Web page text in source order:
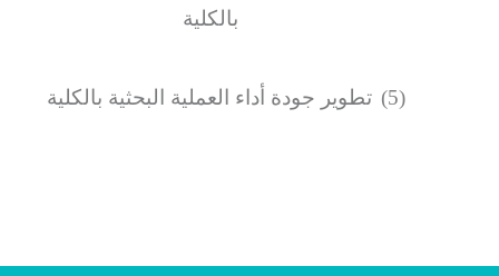
بالكلية
(5) تطوير جودة أداء العملية البحثية بالكلية